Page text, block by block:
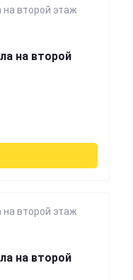
на второй
на второй